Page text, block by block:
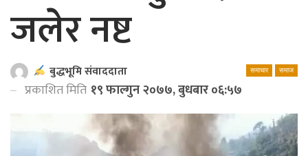
जलेर नष्ट
समाचार समाज
बुद्धभूमि संवाददाता
प्रकाशित मिति १९ फाल्गुन २०७७, बुधबार ०६:५७